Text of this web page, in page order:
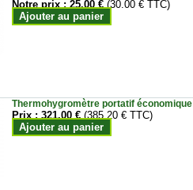
Notre prix :25.00 € (30.00 € TTC)
Ajouter au panier
Thermohygromètre portatif économique
Prix :321.00 € (385.20 € TTC)
Ajouter au panier